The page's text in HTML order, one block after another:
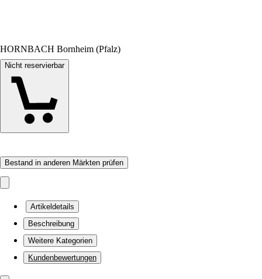
HORNBACH Bornheim (Pfalz)
Nicht reservierbar
Bestand in anderen Märkten prüfen
Artikeldetails
Beschreibung
Weitere Kategorien
Kundenbewertungen